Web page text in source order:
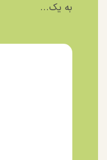
به یک...